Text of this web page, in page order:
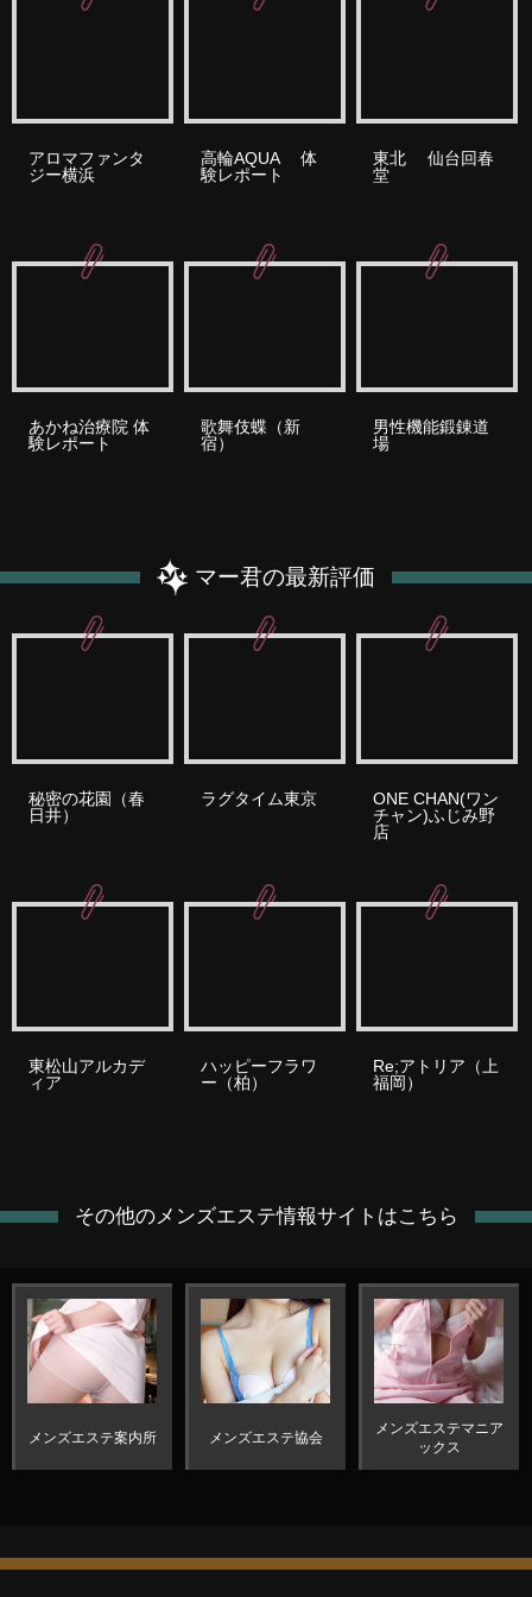
アロマファンタ
ジー横浜
高輪AQUA 体
験レポート
東北 仙台回春
堂
あかね治療院 体
験レポート
歌舞伎蝶（新
宿）
男性機能鍛錬道
場
マー君の最新評価
秘密の花園（春
日井）
ラグタイム東京
ONE CHAN(ワン
チャン)ふじみ野
店
東松山アルカデ
ィア
ハッピーフラワ
ー（柏）
Re;アトリア（上
福岡）
その他のメンズエステ情報サイトはこちら
メンズエステ案内所 メンズエステ協会
メンズエステマニア
ックス